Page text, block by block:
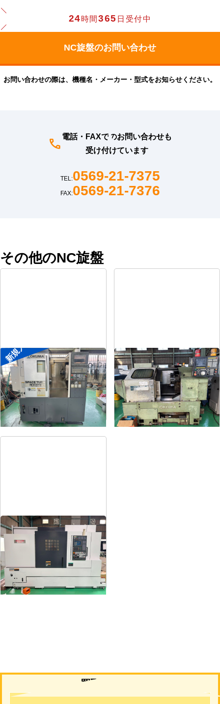
24時間365 日受付中
お問い合わせの際は、機種名・メーカー・型式をお知らせください。
電話・FAXでのお問い合わせも
受け付けています
TEL:0569-21-7375
FAX:0569-21-7376
その他のNC旋盤
新規入荷
8″NC旋盤
メーカー オークマ
形 式LB2500EX
年 式
8″NC旋盤
メーカー オークマ
形 式LB-12
年 式1989
12″NC旋盤
森精機
NL3000/700
年 式2006
買取について